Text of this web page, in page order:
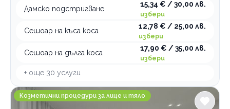
Дамско подстригване
15,34 € / 30,00 лв.
избери
Сешоар на къса коса
12,78 € / 25,00 лв.
избери
Сешоар на дълга коса
17,90 € / 35,00 лв.
избери
+ още 30 услуги
Capital Rituals
Козметични процедури за лице и тяло